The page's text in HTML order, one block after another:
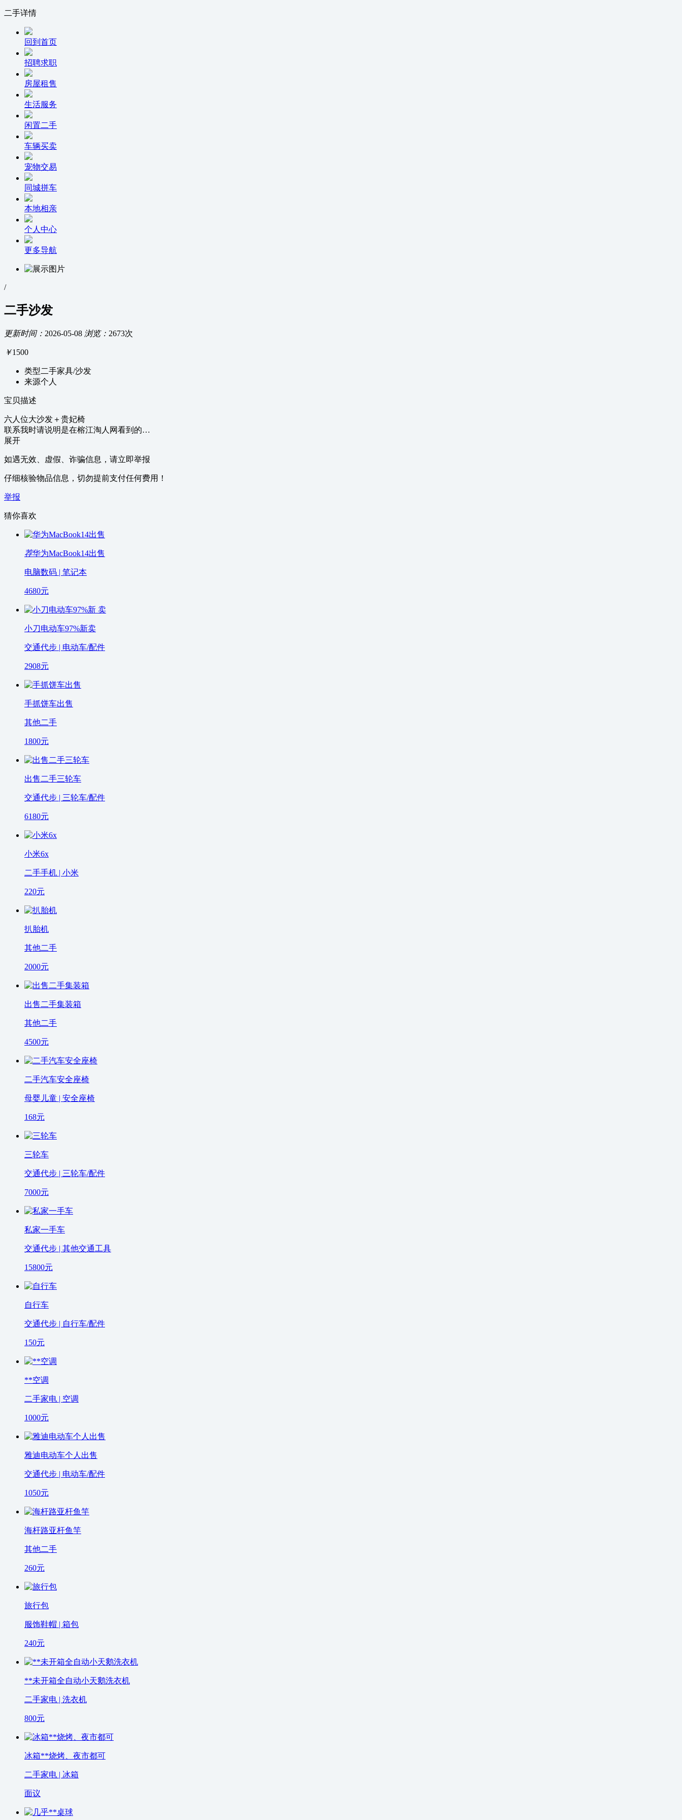
二手详情
回到首页
招聘求职
房屋租售
生活服务
闲置二手
车辆买卖
宠物交易
同城拼车
本地相亲
个人中心
更多导航
/
二手沙发
更新时间： 2026-05-08 浏览： 2673次
￥1500
类型二手家具/沙发
来源个人
宝贝描述
六人位大沙发＋贵妃椅
联系我时请说明是在榕江淘人网看到的…
展开
如遇无效、虚假、诈骗信息，请立即举报
仔细核验物品信息，切勿提前支付任何费用！
举报
猜你喜欢
荐华为MacBook14出售
电脑数码 | 笔记本
4680元
小刀电动车97%新卖
交通代步 | 电动车/配件
2908元
手抓饼车出售
其他二手
1800元
出售二手三轮车
交通代步 | 三轮车/配件
6180元
小米6x
二手手机 | 小米
220元
扒胎机
其他二手
2000元
出售二手集装箱
其他二手
4500元
二手汽车安全座椅
母婴儿童 | 安全座椅
168元
三轮车
交通代步 | 三轮车/配件
7000元
私家一手车
交通代步 | 其他交通工具
15800元
自行车
交通代步 | 自行车/配件
150元
**空调
二手家电 | 空调
1000元
雅迪电动车个人出售
交通代步 | 电动车/配件
1050元
海杆路亚杆鱼竿
其他二手
260元
旅行包
服饰鞋帽 | 箱包
240元
**未开箱全自动小天鹅洗衣机
二手家电 | 洗衣机
800元
冰箱**烧烤、夜市都可
二手家电 | 冰箱
面议